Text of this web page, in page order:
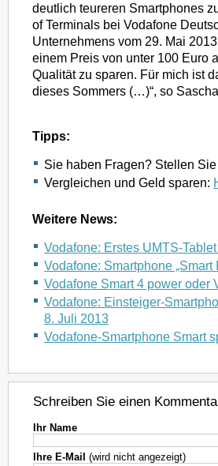
deutlich teureren Smartphones
of Terminals bei Vodafone
Unternehmens vom 29. Mai
einem Preis von unter 100 Euro
Qualität zu sparen. Für mich ist
dieses Sommers (…)“, so
Tipps:
Sie haben Fragen? Stellen
Vergleichen und Geld sparen:
Weitere News:
Vodafone: Erstes UMTS-
Vodafone: Smartphone „Smart
Vodafone Smart 4 power oder
Vodafone: Einsteiger-
8. Juli 2013
Vodafone-Smartphone Smart
Schreiben Sie einen
Ihr Name
Ihre E-Mail (wird nicht angezeigt)